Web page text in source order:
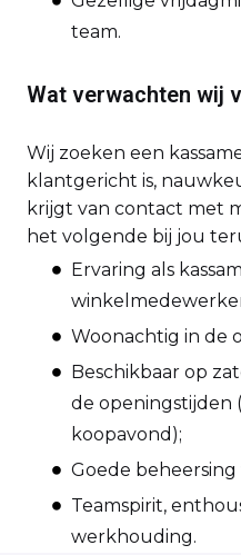
team.
Wat verwachten wij
Wij zoeken een
klantgericht is,
krijgt van contact met
het volgende bij jou
Ervaring als
Woonachtig in de
Beschikbaar op
de openingstijden
koopavond);
Goede
Teamspirit,
werkhouding.